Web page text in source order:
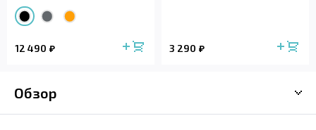
12 490 3 290
Обзор